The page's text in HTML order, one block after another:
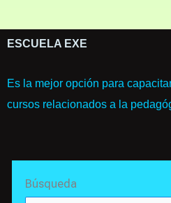
ESCUELA EXE
Es la mejor opción para
cursos relacionados a la
Búsqueda
for: